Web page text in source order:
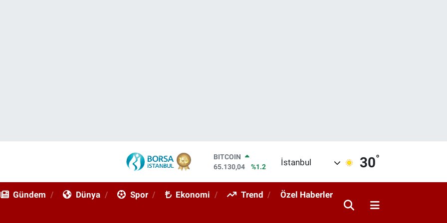
BITCOIN
65.130,04
%1.2
EURO
İstanbul 30°
Gündem Dünya Spor Ekonomi Trend Özel Haberler